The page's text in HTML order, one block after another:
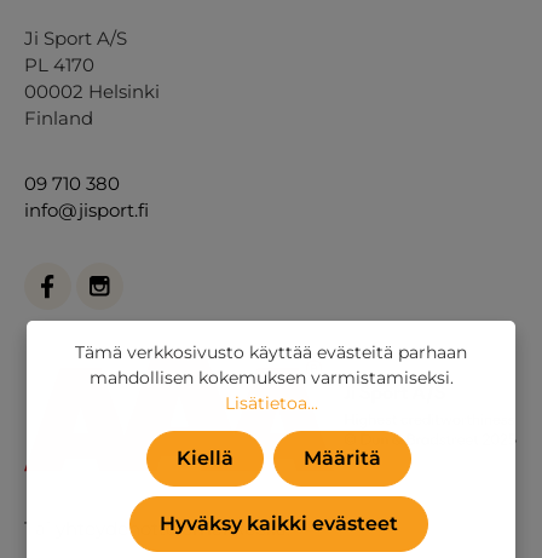
Ji Sport A/S
PL 4170
00002 Helsinki
Finland
09 710 380
info@jisport.fi
Tai yhteydenottolomakkeella.
Tämä verkkosivusto käyttää evästeitä parhaan
mahdollisen kokemuksen varmistamiseksi.
Lisätietoa...
Kiellä Määritä
Hyväksy kaikki evästeet